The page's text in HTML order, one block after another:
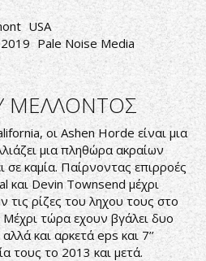
USA
2019 Pale Noise Media
ΜΕΛΛΟΝΤΟΣ
οι Ashen Horde είναι μια
μια πληθώρα ακραίων
σε καμία. Παίρνοντας επιρροές
Devin Townsend μέχρι
τις ρίζες του ληχου τους στο
τώρα εχουν βγάλει δυο
και αρκετά eps και 7’’
τους το 2013 και μετά.